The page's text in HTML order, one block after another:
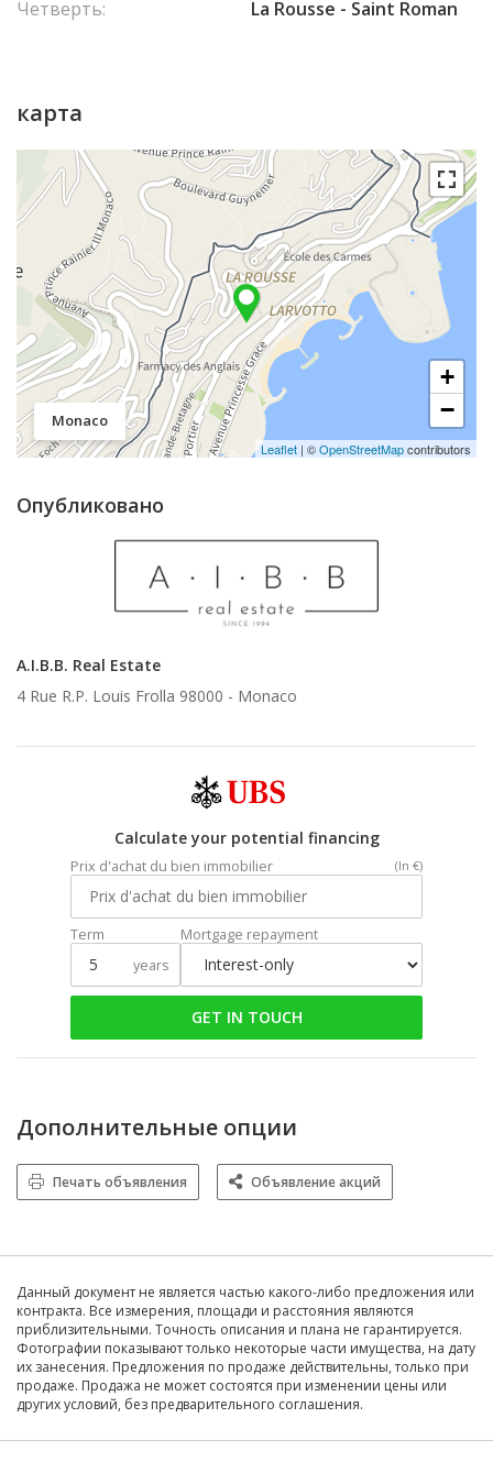
Четверть: La Rousse - Saint Roman
карта
Monaco
+
−
Leaflet | ©OpenStreetMapcontributors
Опубликовано
A.I.B.B. Real Estate
4 Rue R.P. Louis Frolla 98000 - Monaco
Calculate your potential financing
Prix d'achat du bien immobilier (In €)
Term
years
Mortgage repayment
GET IN TOUCH
Дополнительные опции
Печать объявления Объявление акций
Данный документ не является частью какого-либо предложения или
контракта. Все измерения, площади и расстояния являются
приблизительными. Точность описания и плана не гарантируется.
Фотографии показывают только некоторые части имущества, на дату
их занесения. Предложения по продаже действительны, только при
продаже. Продажа не может состоятся при изменении цены или
других условий, без предварительного соглашения.